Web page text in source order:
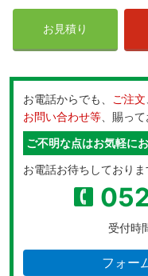
お見積り
お電話からでも、 ご注文
お問い合わせ等 、賜っ
ご不明な点はお気軽に
お電話お待ちしておりま
受付時
フォー